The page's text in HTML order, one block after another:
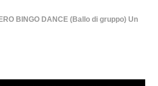
BINGO DANCE (Ballo di gruppo) Un